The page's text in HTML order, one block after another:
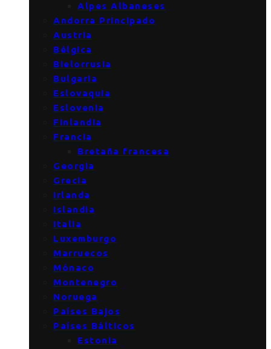
Alpes Albaneses
Andorra Principado
Austria
Bélgica
Bielorrusia
Bulgaria
Eslovaquia
Eslovenia
Finlandia
Francia
Bretaña francesa
Georgia
Grecia
Irlanda
Islandia
Italia
Luxemburgo
Marruecos
Mónaco
Montenegro
Noruega
Países Bajos
Países Bálticos
Estonia